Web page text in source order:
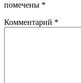
помечены *
Комментарий *